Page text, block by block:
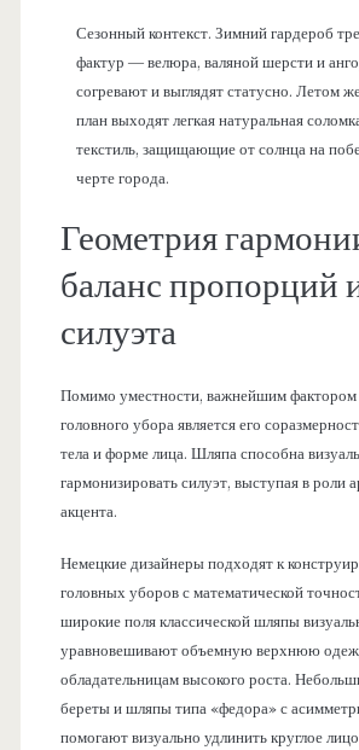
Сезонный контекст. Зимний гардероб
фактур — велюра, валяной шерсти и
согревают и выглядят статусно. Летом
план выходят легкая натуральная
текстиль, защищающие от солнца на
черте города.
Геометрия
баланс пропорций
силуэта
Помимо уместности, важнейшим
головного убора является его
тела и форме лица. Шляпа способна
гармонизировать силуэт, выступая в роли
акцента.
Немецкие дизайнеры подходят к
головных уборов с математической
широкие поля классической шляпы
уравновешивают объемную верхнюю
обладательницам высокого роста.
береты и шляпы типа «федора» с
помогают визуально удлинить круглое